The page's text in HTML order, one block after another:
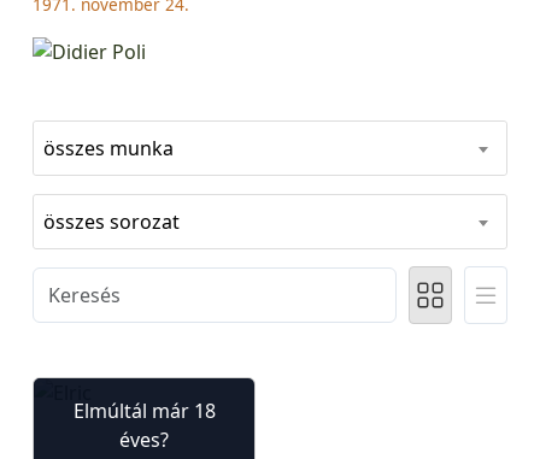
összes munka
összes sorozat
Elmúltál már 18
éves?